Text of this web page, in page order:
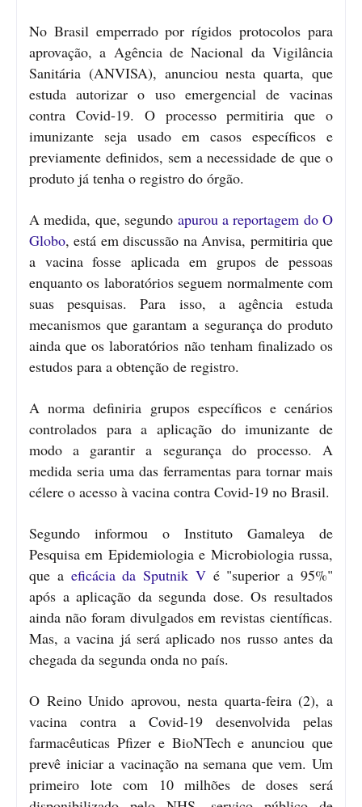
No Brasil emperrado por rígidos protocolos para
aprovação, a Agência de Nacional da Vigilância
Sanitária (ANVISA), anunciou nesta quarta, que
estuda autorizar o uso emergencial de vacinas
contra Covid-19. O processo permitiria que o
imunizante seja usado em casos específicos e
previamente definidos, sem a necessidade de que o
produto já tenha o registro do órgão.
A medida, que, segundo apurou a reportagem do O
Globo, está em discussão na Anvisa, permitiria que
a vacina fosse aplicada em grupos de pessoas
enquanto os laboratórios seguem normalmente com
suas pesquisas. Para isso, a agência estuda
mecanismos que garantam a segurança do produto
ainda que os laboratórios não tenham finalizado os
estudos para a obtenção de registro.
A norma definiria grupos específicos e cenários
controlados para a aplicação do imunizante de
modo a garantir a segurança do processo. A
medida seria uma das ferramentas para tornar mais
célere o acesso à vacina contra Covid-19 no Brasil.
Segundo informou o Instituto Gamaleya de
Pesquisa em Epidemiologia e Microbiologia russa,
que a eficácia da Sputnik V é "superior a 95%"
após a aplicação da segunda dose. Os resultados
ainda não foram divulgados em revistas científicas.
Mas, a vacina já será aplicado nos russo antes da
chegada da segunda onda no país.
O Reino Unido aprovou, nesta quarta-feira (2), a
vacina contra a Covid-19 desenvolvida pelas
farmacêuticas Pfizer e BioNTech e anunciou que
prevê iniciar a vacinação na semana que vem. Um
primeiro lote com 10 milhões de doses será